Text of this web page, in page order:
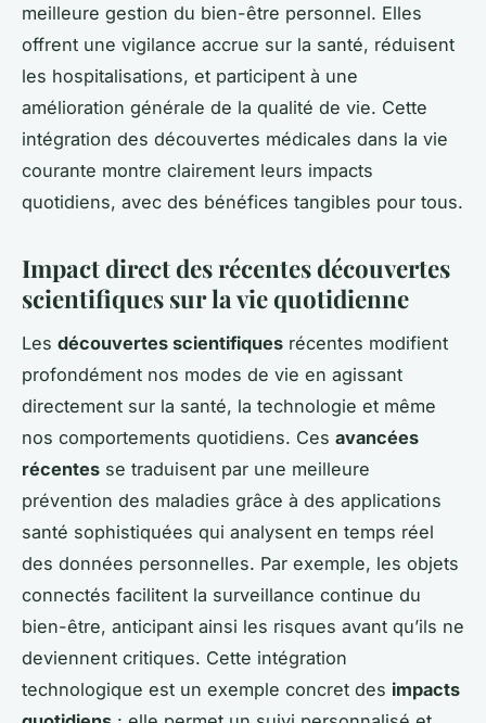
meilleure gestion du bien-être personnel. Elles
offrent une vigilance accrue sur la santé, réduisent
les hospitalisations, et participent à une
amélioration générale de la qualité de vie. Cette
intégration des découvertes médicales dans la vie
courante montre clairement leurs impacts
quotidiens, avec des bénéfices tangibles pour tous.
Impact direct des récentes découvertes
scientifiques sur la vie quotidienne
Les découvertes scientifiques récentes modifient
profondément nos modes de vie en agissant
directement sur la santé, la technologie et même
nos comportements quotidiens. Ces avancées
récentes se traduisent par une meilleure
prévention des maladies grâce à des applications
santé sophistiquées qui analysent en temps réel
des données personnelles. Par exemple, les objets
connectés facilitent la surveillance continue du
bien-être, anticipant ainsi les risques avant qu’ils ne
deviennent critiques. Cette intégration
technologique est un exemple concret des impacts